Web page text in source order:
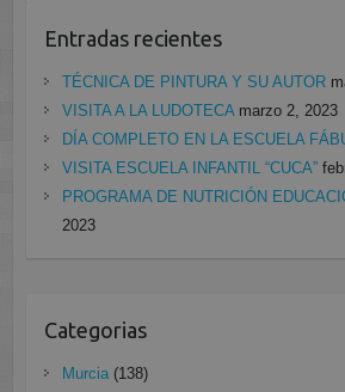
Entradas recientes
TÉCNICA DE PINTURA Y SU AUTOR
VISITA A LA LUDOTECA marzo 2, 2023
DÍA COMPLETO EN LA ESCUELA
VISITA ESCUELA INFANTIL “CUCA”
PROGRAMA DE NUTRICIÓN
2023
Categorias
Murcia(138)